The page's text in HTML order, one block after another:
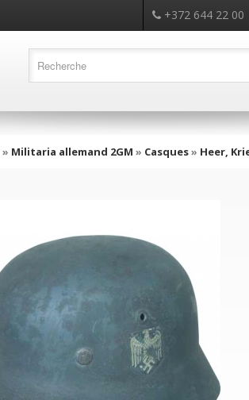
+372 644 22 00
» Militaria allemand 2GM » Casques» Heer,